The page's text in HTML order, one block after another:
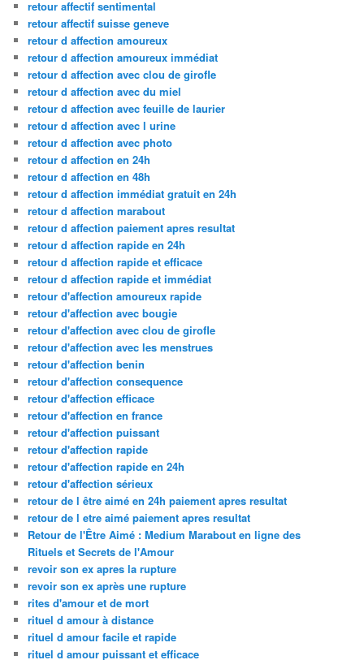
retour affectif sentimental
retour affectif suisse geneve
retour d affection amoureux
retour d affection amoureux immédiat
retour d affection avec clou de girofle
retour d affection avec du miel
retour d affection avec feuille de laurier
retour d affection avec l urine
retour d affection avec photo
retour d affection en 24h
retour d affection en 48h
retour d affection immédiat gratuit en 24h
retour d affection marabout
retour d affection paiement apres resultat
retour d affection rapide en 24h
retour d affection rapide et efficace
retour d affection rapide et immédiat
retour d'affection amoureux rapide
retour d'affection avec bougie
retour d'affection avec clou de girofle
retour d'affection avec les menstrues
retour d'affection benin
retour d'affection consequence
retour d'affection efficace
retour d'affection en france
retour d'affection puissant
retour d'affection rapide
retour d'affection rapide en 24h
retour d'affection sérieux
retour de l être aimé en 24h paiement apres resultat
retour de l etre aimé paiement apres resultat
Retour de l'Être Aimé : Medium Marabout en ligne des
Rituels et Secrets de l'Amour
revoir son ex apres la rupture
revoir son ex après une rupture
rites d'amour et de mort
rituel d amour à distance
rituel d amour facile et rapide
rituel d amour puissant et efficace